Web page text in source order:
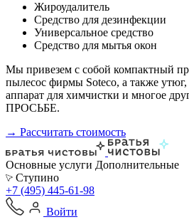
Жироудалитель
Средство для дезинфекции
Универсальное средство
Средство для мытья окон
Мы привезем с собой компактный
пылесос фирмы Soteco, а также утюг,
аппарат для химчистки и многое
ПРОСЬБЕ.
→ Рассчитать стоимость
Основные услуги Дополнительные
Ступино
+7 (495) 445-61-98
Войти